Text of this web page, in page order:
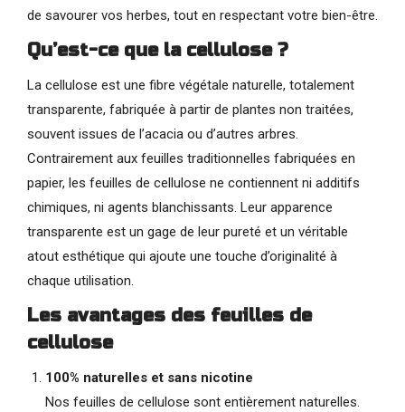
de savourer vos herbes, tout en respectant votre bien-être.
Qu’est-ce que la cellulose ?
La cellulose est une fibre végétale naturelle, totalement
transparente, fabriquée à partir de plantes non traitées,
souvent issues de l’acacia ou d’autres arbres.
Contrairement aux feuilles traditionnelles fabriquées en
papier, les feuilles de cellulose ne contiennent ni additifs
chimiques, ni agents blanchissants. Leur apparence
transparente est un gage de leur pureté et un véritable
atout esthétique qui ajoute une touche d’originalité à
chaque utilisation.
Les avantages des feuilles de
cellulose
100% naturelles et sans nicotine
Nos feuilles de cellulose sont entièrement naturelles.